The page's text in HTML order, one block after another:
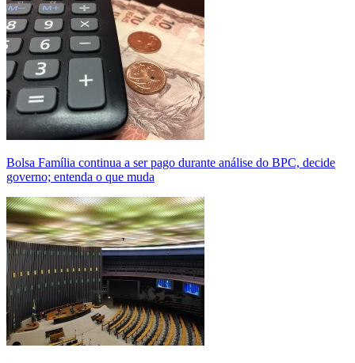
Bolsa Família continua a ser pago durante análise do BPC, decide
governo; entenda o que muda